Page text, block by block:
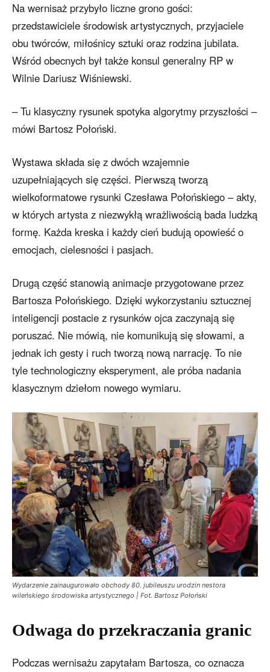
Na wernisaż przybyło liczne grono gości:
przedstawiciele środowisk artystycznych, przyjaciele
obu twórców, miłośnicy sztuki oraz rodzina jubilata.
Wśród obecnych był także konsul generalny RP w
Wilnie Dariusz Wiśniewski.
– Tu klasyczny rysunek spotyka algorytmy przyszłości –
mówi Bartosz Połoński.
Wystawa składa się z dwóch wzajemnie
uzupełniających się części. Pierwszą tworzą
wielkoformatowe rysunki Czesława Połońskiego – akty,
w których artysta z niezwykłą wrażliwością bada ludzką
formę. Każda kreska i każdy cień budują opowieść o
emocjach, cielesności i pasjach.
Drugą część stanowią animacje przygotowane przez
Bartosza Połońskiego. Dzięki wykorzystaniu sztucznej
inteligencji postacie z rysunków ojca zaczynają się
poruszać. Nie mówią, nie komunikują się słowami, a
jednak ich gesty i ruch tworzą nową narrację. To nie
tyle technologiczny eksperyment, ale próba nadania
klasycznym dziełom nowego wymiaru.
Wydarzenie zainaugurowało obchody 80. jubileuszu urodzin nestora
wileńskiego środowiska artystycznego | Fot. Bartosz Połoński
Odwaga do przekraczania granic
Podczas wernisażu zapytałam Bartosza, co oznacza